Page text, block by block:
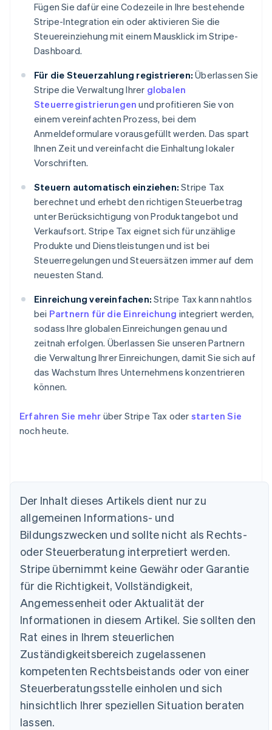
Fügen Sie dafür eine Codezeile in Ihre bestehende
Stripe-Integration ein oder aktivieren Sie die
Steuereinziehung mit einem Mausklick im Stripe-
Dashboard.
Für die Steuerzahlung registrieren: Überlassen Sie
Stripe die Verwaltung Ihrer globalen
Steuerregistrierungen und profitieren Sie von
einem vereinfachten Prozess, bei dem
Anmeldeformulare vorausgefüllt werden. Das spart
Ihnen Zeit und vereinfacht die Einhaltung lokaler
Vorschriften.
Steuern automatisch einziehen: Stripe Tax
berechnet und erhebt den richtigen Steuerbetrag
unter Berücksichtigung von Produktangebot und
Verkaufsort. Stripe Tax eignet sich für unzählige
Produkte und Dienstleistungen und ist bei
Steuerregelungen und Steuersätzen immer auf dem
neuesten Stand.
Einreichung vereinfachen: Stripe Tax kann nahtlos
bei Partnern für die Einreichung integriert werden,
sodass Ihre globalen Einreichungen genau und
zeitnah erfolgen. Überlassen Sie unseren Partnern
die Verwaltung Ihrer Einreichungen, damit Sie sich auf
das Wachstum Ihres Unternehmens konzentrieren
können.
Erfahren Sie mehr über Stripe Tax oder starten Sie
noch heute.
Der Inhalt dieses Artikels dient nur zu
allgemeinen Informations- und
Bildungszwecken und sollte nicht als Rechts-
oder Steuerberatung interpretiert werden.
Stripe übernimmt keine Gewähr oder Garantie
für die Richtigkeit, Vollständigkeit,
Angemessenheit oder Aktualität der
Informationen in diesem Artikel. Sie sollten den
Rat eines in Ihrem steuerlichen
Zuständigkeitsbereich zugelassenen
kompetenten Rechtsbeistands oder von einer
Steuerberatungsstelle einholen und sich
hinsichtlich Ihrer speziellen Situation beraten
lassen.
Australien
Belgien
NederlandsFrançais Deutsch English
Brasilien
Português English
Bulgarien
English
Dänemark
English
Deutschland
Deutsch English
Estland
English